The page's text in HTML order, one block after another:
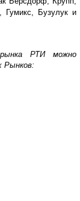
Гумикс, Бузулук и
рынка РТИ можно
Рынков: